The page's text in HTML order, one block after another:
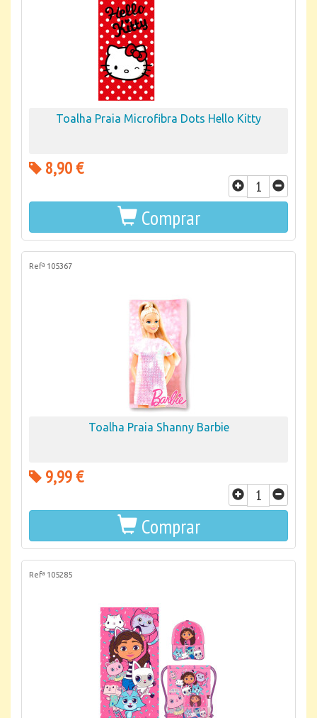
Toalha Praia Microfibra Dots Hello Kitty
8,90 €
Comprar
Refª 105367
Toalha Praia Shanny Barbie
9,99 €
Comprar
Refª 105285